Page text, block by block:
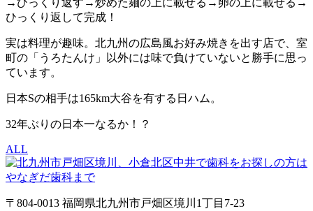
ひっくり返して完成！
実は料理が趣味。北九州の広島風お好み焼きを出す店で、室
町の「うろたんけ」以外には味で負けていないと勝手に思っ
ています。
日本Sの相手は165km大谷を有する日ハム。
32年ぶりの日本一なるか！？
ALL
〒804-0013 福岡県北九州市戸畑区境川1丁目7-23